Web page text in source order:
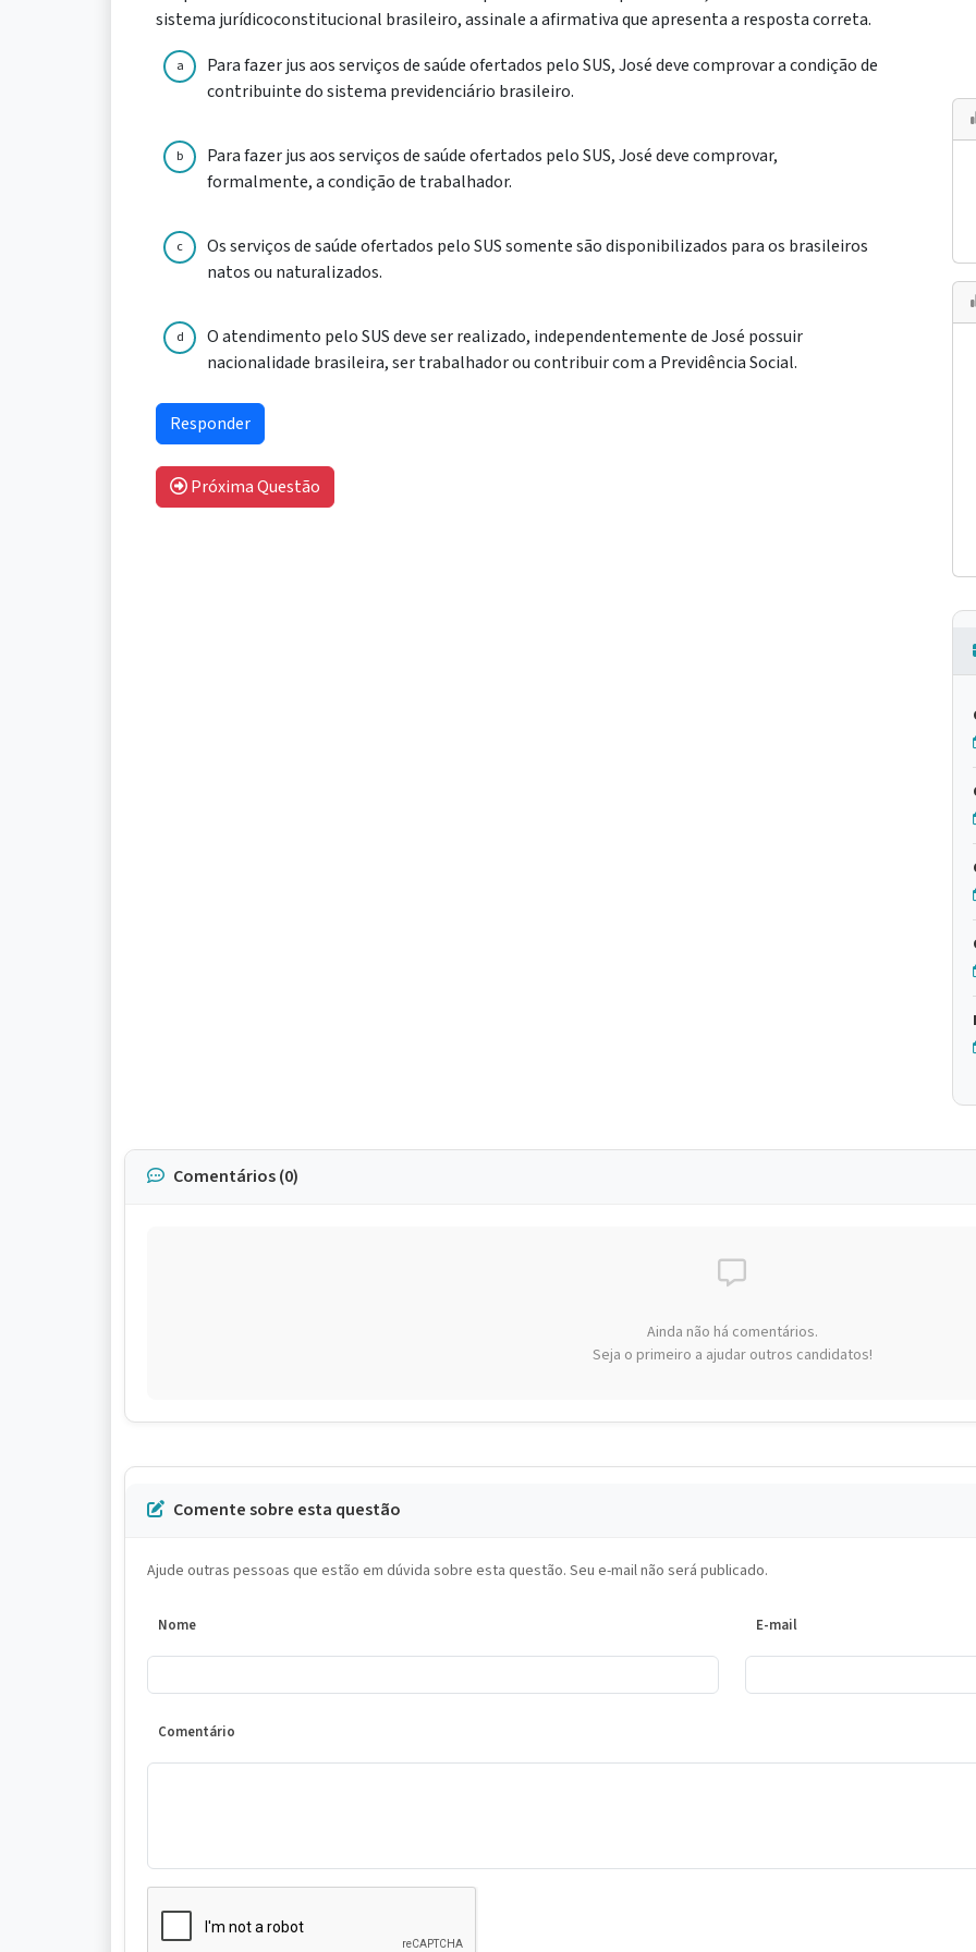
sistema jurídicoconstitucional brasileiro, assinale a afirmativa que apresenta a resposta correta.
a
Para fazer jus aos serviços de saúde ofertados pelo SUS, José deve comprovar a condição de
contribuinte do sistema previdenciário brasileiro.
b
Para fazer jus aos serviços de saúde ofertados pelo SUS, José deve comprovar,
formalmente, a condição de trabalhador.
c
Os serviços de saúde ofertados pelo SUS somente são disponibilizados para os brasileiros
natos ou naturalizados.
d
O atendimento pelo SUS deve ser realizado, independentemente de José possuir
nacionalidade brasileira, ser trabalhador ou contribuir com a Previdência Social.
Próxima Questão
Comentários (0)
Ainda não há comentários.
Seja o primeiro a ajudar outros candidatos!
Comente sobre esta questão
Ajude outras pessoas que estão em dúvida sobre esta questão. Seu e-mail não será publicado.
Nome E-mail
Comentário